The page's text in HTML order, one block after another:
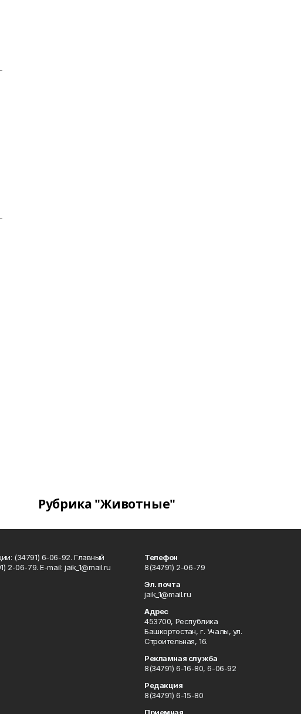
Рубрика "Животные"
(34791) 6-06-92. Главный
2-06-79. Е-mаil: jaik_1@mail.ru
Телефон
8(34791) 2-06-79
Эл. почта
jaik_1@mail.ru
Адрес
453700, Республика
Башкортостан, г. Учалы, ул.
Строительная, 16.
Рекламная служба
8(34791) 6-16-80, 6-06-92
Редакция
8(34791) 6-15-80